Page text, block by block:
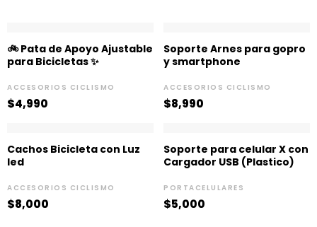
🚲 Pata de Apoyo Ajustable
para Bicicletas ✨
ACCESORIOS CICLISMO
$4,990
Soporte Arnes para gopro
y smartphone
ACCESORIOS CICLISMO
$8,990
Cachos Bicicleta con Luz
led
ACCESORIOS CICLISMO
$8,000
Soporte para celular X con
Cargador USB (Plastico)
PORTACELULARES
$5,000